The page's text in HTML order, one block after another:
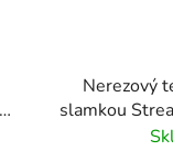
Nerezový
slamkou